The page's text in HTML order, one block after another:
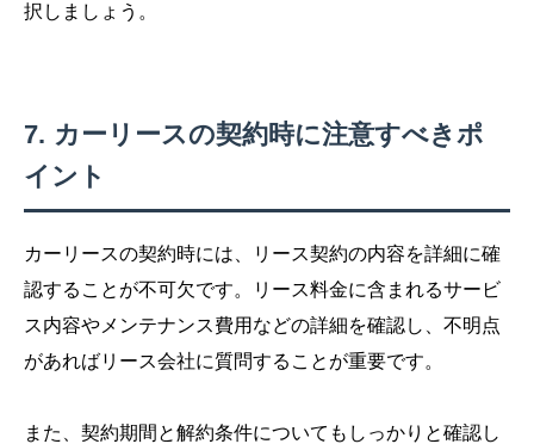
択しましょう。
カーリースの契約時に注意すべきポ
イント
カーリースの契約時には、リース契約の内容を詳細に確
認することが不可欠です。リース料金に含まれるサービ
ス内容やメンテナンス費用などの詳細を確認し、不明点
があればリース会社に質問することが重要です。
また、契約期間と解約条件についてもしっかりと確認し